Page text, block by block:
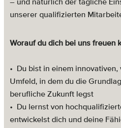
– und natürlich der tägliche
unserer qualifizierten
Worauf du dich bei uns freuen
•
Du bist in einem
Umfeld, in dem du die
berufliche Zukunft legst
•
Du lernst von
entwickelst dich und deine